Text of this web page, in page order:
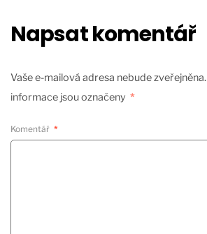
Napsat komentář
Vaše e-mailová adresa nebude zveřejněna.
informace jsou označeny *
Komentář *